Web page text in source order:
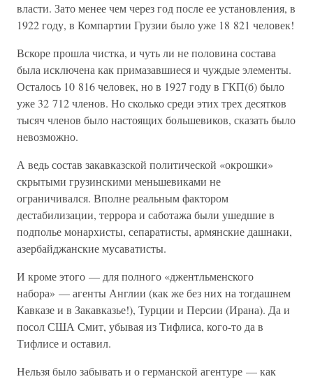
власти. Зато менее чем через год после ее установления, в
1922 году, в Компартии Грузии было уже 18 821 человек!
Вскоре прошла чистка, и чуть ли не половина состава
была исключена как примазавшиеся и чуждые элементы.
Осталось 10 816 человек, но в 1927 году в ГКП(б) было
уже 32 712 членов. Но сколько среди этих трех десятков
тысяч членов было настоящих большевиков, сказать было
невозможно.
А ведь состав закавказской политической «окрошки»
скрытыми грузинскими меньшевиками не
ограничивался. Вполне реальным фактором
дестабилизации, террора и саботажа были ушедшие в
подполье монархисты, сепаратисты, армянские дашнаки,
азербайджанские мусаватисты.
И кроме этого — для полного «джентльменского
набора» — агенты Англии (как же без них на тогдашнем
Кавказе и в Закавказье!), Турции и Персии (Ирана). Да и
посол США Смит, убывая из Тифлиса, кого-то да в
Тифлисе и оставил.
Нельзя было забывать и о германской агентуре — как